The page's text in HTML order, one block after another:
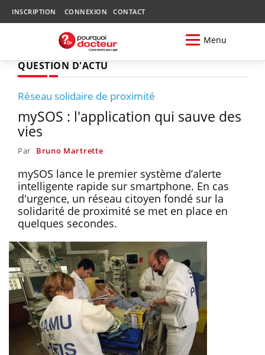
INSCRIPTION CONNEXION CONTACT
Menu
QUESTION D'ACTU
Réseau solidaire de proximité
mySOS : l'application qui sauve des
vies
Par Bruno Martrette
mySOS lance le premier système d’alerte
intelligente rapide sur smartphone. En cas
d'urgence, un réseau citoyen fondé sur la
solidarité de proximité se met en place en
quelques secondes.